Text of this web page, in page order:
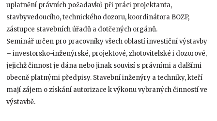
uplatnění právních požadavků při práci projektanta,
stavbyvedoucího, technického dozoru, koordinátora BOZP,
zástupce stavebních úřadů a dotčených orgánů.
Seminář určen pro pracovníky všech oblastí investiční výstavby
– investorsko-inženýrské, projektové, zhotovitelské i dozorové,
jejichž činnost je dána nebo jinak souvisí s právními a dalšími
obecně platnými předpisy. Stavební inženýry a techniky, kteří
mají zájem o získání autorizace k výkonu vybraných činností ve
výstavbě.